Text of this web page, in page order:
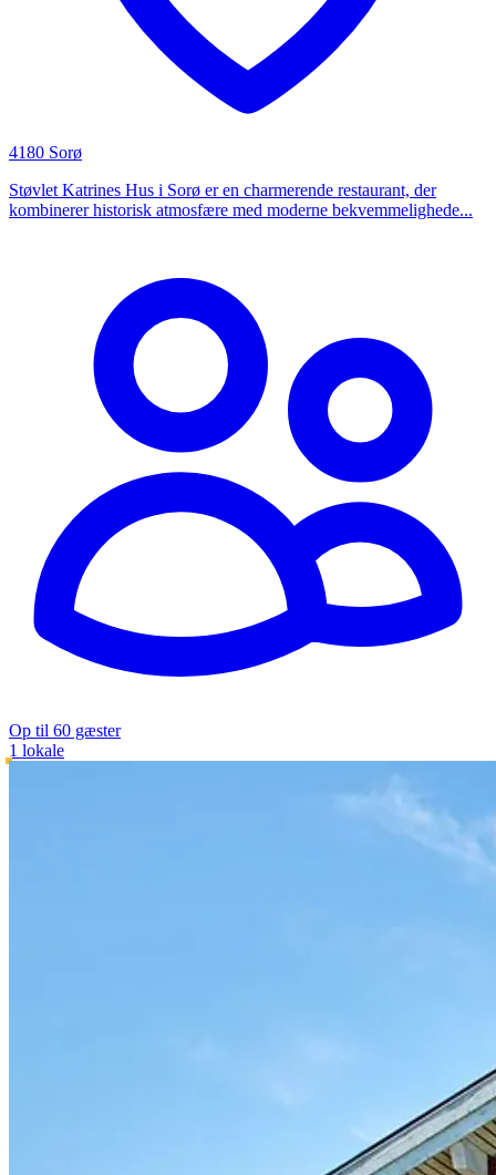
4180 Sorø
Støvlet Katrines Hus i Sorø er en charmerende restaurant, der
kombinerer historisk atmosfære med moderne bekvemmelighede...
Op til 60 gæster
1 lokale